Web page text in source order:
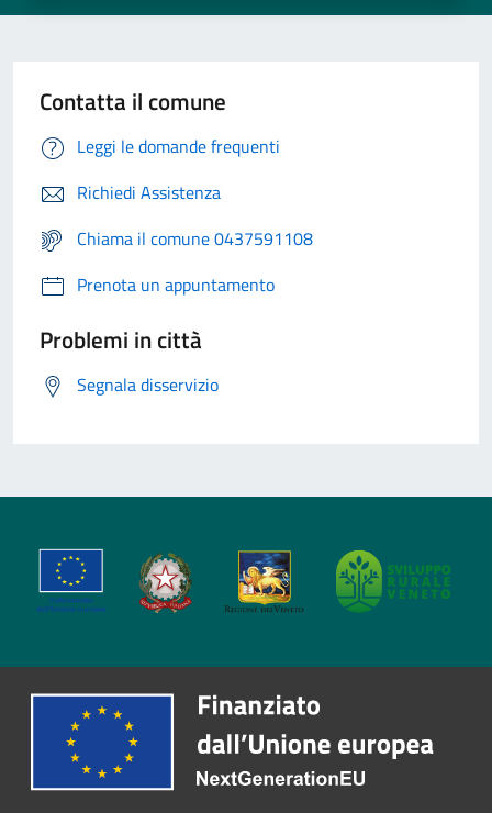
Contatta il comune
Leggi le domande frequenti
Richiedi Assistenza
Chiama il comune 0437591108
Prenota un appuntamento
Problemi in città
Segnala disservizio